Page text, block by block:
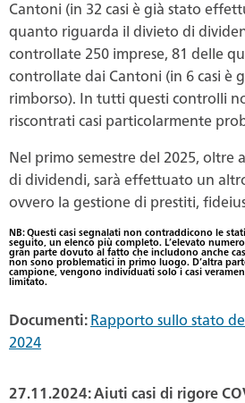
Cantoni (in 32 casi è già stato
quanto riguarda il divieto di
controllate 250 imprese, 81 delle
controllate dai Cantoni (in 6 casi è
rimborso). In tutti questi controlli
riscontrati casi particolarmente
Nel primo semestre del 2025, oltre
di dividendi, sarà effettuato un
ovvero la gestione di prestiti,
NB: Questi casi segnalati non contraddicono le
seguito, un elenco più completo. L’elevato
gran parte dovuto al fatto che includono anche
non sono problematici in primo luogo. D’altra
campione, vengono individuati solo i casi
limitato.
Documenti:Rapporto sullo stato
2024
27.11.2024: Aiuti casi di rigore